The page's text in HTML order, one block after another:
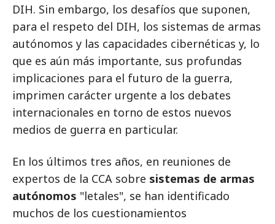
DIH. Sin embargo, los desafíos que suponen,
para el respeto del DIH, los sistemas de armas
autónomos y las capacidades cibernéticas y, lo
que es aún más importante, sus profundas
implicaciones para el futuro de la guerra,
imprimen carácter urgente a los debates
internacionales en torno de estos nuevos
medios de guerra en particular.
En los últimos tres años, en reuniones de
expertos de la CCA sobre sistemas de armas
autónomos "letales", se han identificado
muchos de los cuestionamientos